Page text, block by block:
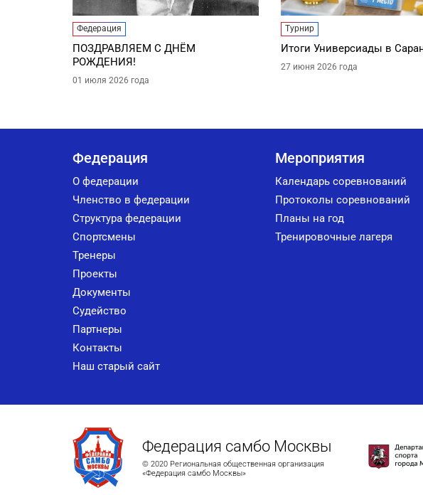
Федерация
ПОЗДРАВЛЯЕМ С ДНЁМ
РОЖДЕНИЯ!
01 июля 2026 года
Турнир
Итоги Универсиады в
27 июня 2026 года
Федерация
О федерации
Членство в федерации
Структура федерации
Спортсмены
Тренеры
Проекты
Документы
Судейство
Партнеры
Контакты
Наш старый сайт
Мероприятия
Календарь соревнований
Протоколы соревнований
Планы на год
Тренировочные лагеря
Федерация самбо Москвы
© 2020 Региональная общественная организация
«Федерация самбо Москвы»